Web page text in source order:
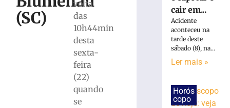
(SC)
volta
das
10h44min
desta
sexta-
feira
(22)
quando
se
Vazamento
cair em...
Acidente
aconteceu na
tarde deste
sábado (8), na...
Ler mais »
Horós
copo